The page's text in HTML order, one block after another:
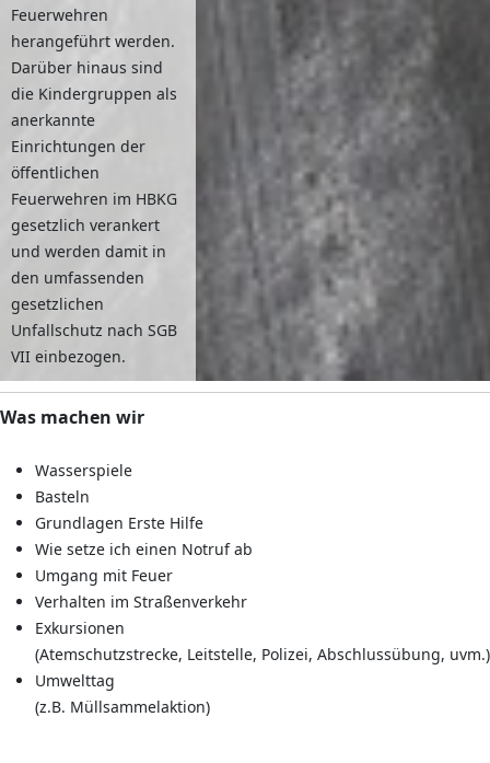
Feuerwehren
herangeführt werden.
Darüber hinaus sind
die Kindergruppen als
anerkannte
Einrichtungen der
öffentlichen
Feuerwehren im HBKG
gesetzlich verankert
und werden damit in
den umfassenden
gesetzlichen
Unfallschutz nach SGB
VII einbezogen.
Was machen wir
Wasserspiele
Basteln
Grundlagen Erste Hilfe
Wie setze ich einen Notruf ab
Umgang mit Feuer
Verhalten im Straßenverkehr
Exkursionen
(Atemschutzstrecke, Leitstelle, Polizei, Abschlussübung, uvm.)
Umwelttag
(z.B. Müllsammelaktion)